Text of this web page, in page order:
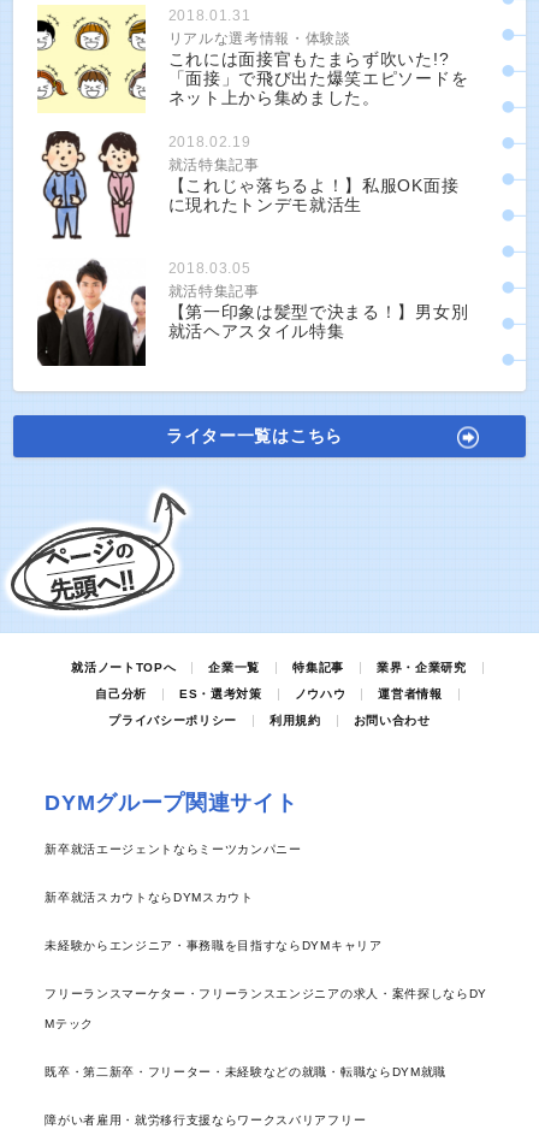
2018.01.31
リアルな選考情報・体験談
これには面接官もたまらず吹いた!?
「面接」で飛び出た爆笑エピソードを
ネット上から集めました。
2018.02.19
就活特集記事
【これじゃ落ちるよ！】私服OK面接
に現れたトンデモ就活生
2018.03.05
就活特集記事
【第一印象は髪型で決まる！】男女別
就活ヘアスタイル特集
ライター一覧はこちら
就活ノートTOPへ 企業一覧 特集記事
業界・企業研究
自己分析
ES・選考対策 ノウハウ
運営者情報
プライバシーポリシー
利用規約 お問い合わせ
DYMグループ関連サイト
新卒就活エージェントならミーツカンパニー
新卒就活スカウトならDYMスカウト
未経験からエンジニア・事務職を目指すならDYMキャリア
フリーランスマーケター・フリーランスエンジニアの求人・案件探しならDY
Mテック
既卒・第二新卒・フリーター・未経験などの就職・転職ならDYM就職
障がい者雇用・就労移行支援ならワークスバリアフリー